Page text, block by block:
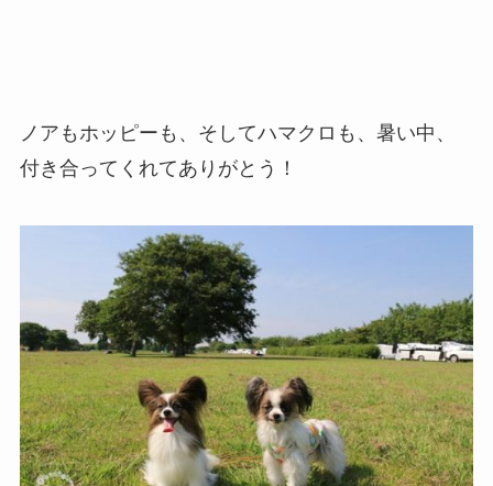
ノアもホッピーも、そしてハマクロも、暑い中、
付き合ってくれてありがとう！